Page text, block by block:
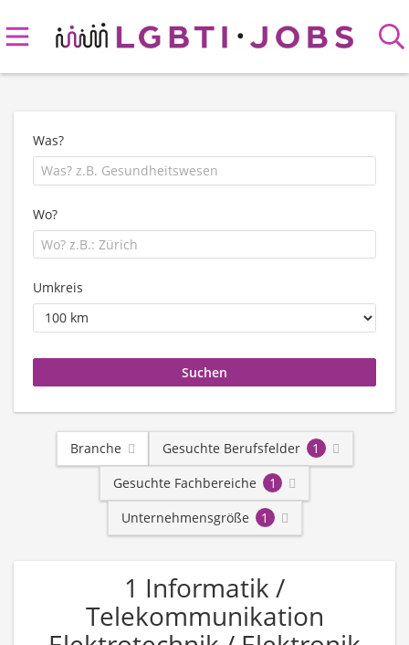
Was?
Wo?
Umkreis
Branche Gesuchte Berufsfelder
1
Gesuchte Fachbereiche
1
Unternehmensgröße
1
1 Informatik /
Telekommunikation